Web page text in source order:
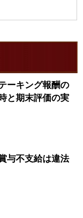
ーキング報酬の
と期末評価の実
与不支給は違法